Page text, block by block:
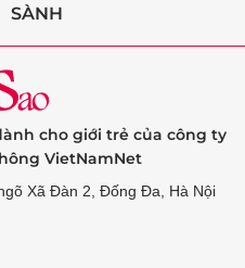
SÀNH
cho giới trẻ của công ty
VietNamNet
Xã Đàn 2, Đống Đa, Hà Nội